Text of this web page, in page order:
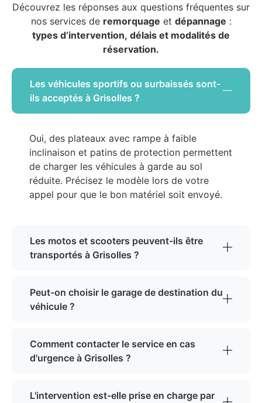
Découvrez les réponses aux questions fréquentes sur
nos services de remorquage et dépannage :
types d’intervention, délais et modalités de
réservation.
Les véhicules sportifs ou surbaissés sont-
ils acceptés à Grisolles ?
Oui, des plateaux avec rampe à faible
inclinaison et patins de protection permettent
de charger les véhicules à garde au sol
réduite. Précisez le modèle lors de votre
appel pour que le bon matériel soit envoyé.
Les motos et scooters peuvent-ils être
transportés à Grisolles ?
Peut-on choisir le garage de destination du
véhicule ?
Comment contacter le service en cas
d'urgence à Grisolles ?
L'intervention est-elle prise en charge par